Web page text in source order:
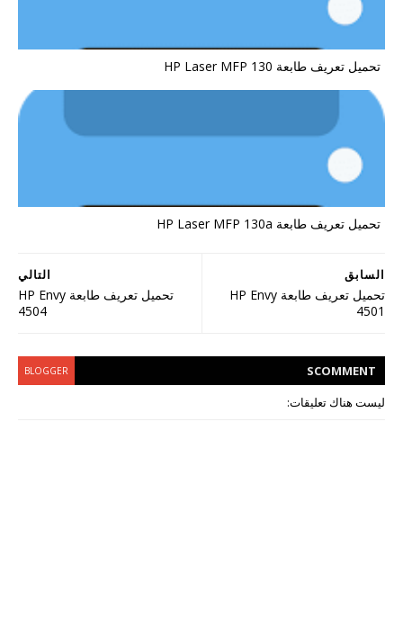
تحميل تعريف طابعة HP Laser MFP 130
تحميل تعريف طابعة HP Laser MFP 130a
التالي
تحميل تعريف طابعة HP Envy
4504
السابق
تحميل تعريف طابعة HP Envy
4501
COMMENT
S
BLOGGER
ليست هناك تعليقات: